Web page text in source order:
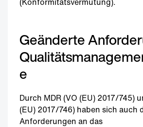
Geänderte
e
Durch MDR (VO (EU) 2017/745)
(EU) 2017/746) haben sich auch
Anforderungen an das